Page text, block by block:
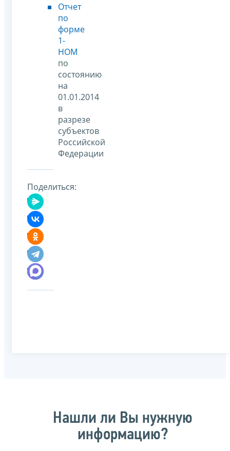
Отчет
по
форме
1-
НОМ
по
состоянию
на
01.01.2014
в
разрезе
субъектов
Российской
Федерации
Поделиться:
Нашли ли Вы нужную
информацию?